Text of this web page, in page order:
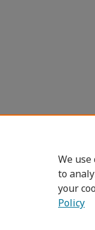
We
to
your
Policy